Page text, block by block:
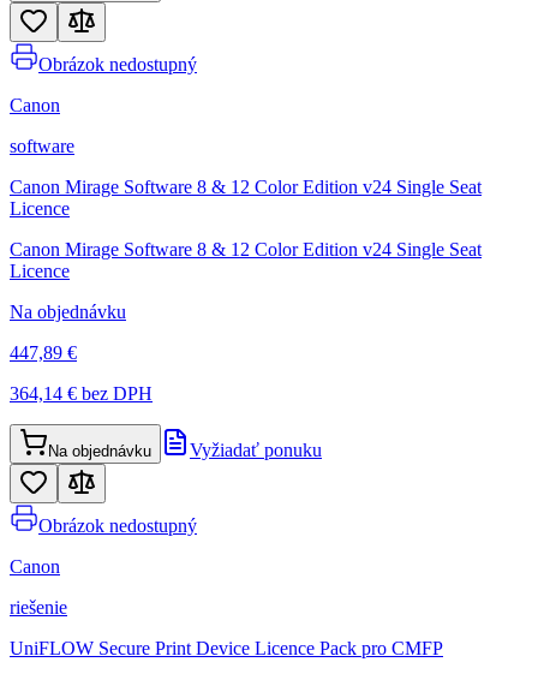
Obrázok nedostupný
Canon
software
Canon Mirage Software 8 & 12 Color Edition v24 Single Seat
Licence
Canon Mirage Software 8 & 12 Color Edition v24 Single Seat
Licence
Na objednávku
447,89 €
364,14 € bez DPH
Na objednávku Vyžiadať ponuku
Obrázok nedostupný
Canon
riešenie
UniFLOW Secure Print Device Licence Pack pro CMFP